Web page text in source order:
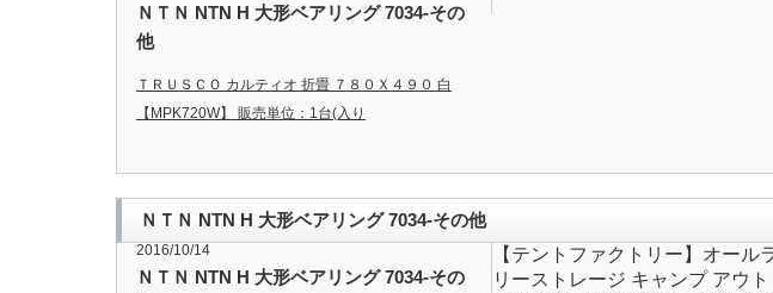
ＮＴＮ NTN H 大形ベアリング 7034-その
他
ＴＲＵＳＣＯ カルティオ 折畳 ７８０Ｘ４９０ 白
【MPK720W】 販売単位：1台(入り
搬車) トラスコ中山（株）【05P03Dec16】…
ＮＴＮ NTN H 大形ベアリング 7034-その他
2016/10/14
ＮＴＮ NTN H 大形ベアリング 7034-その
【テントファクトリー】オール
リーストレージ キャンプ アウ